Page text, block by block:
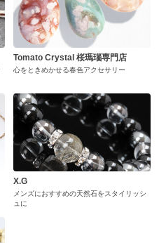
Tomato Crystal 桜瑪瑙専門店
心をときめかせる春色アクセサリー
X.G
メンズにおすすめの天然石をスタイリッシ
ュに